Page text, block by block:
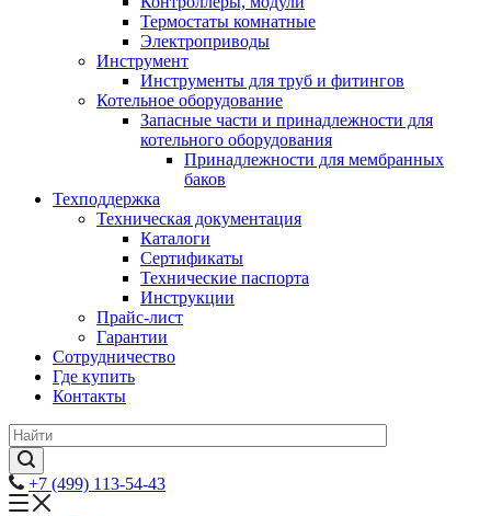
Термостаты комнатные
Электроприводы
Инструмент
Инструменты для труб и фитингов
Котельное оборудование
Запасные части и принадлежности для
котельного оборудования
Принадлежности для мембранных
баков
Техподдержка
Техническая документация
Каталоги
Сертификаты
Технические паспорта
Инструкции
Прайс-лист
Гарантии
Сотрудничество
Где купить
Контакты
+7 (499) 113-54-43